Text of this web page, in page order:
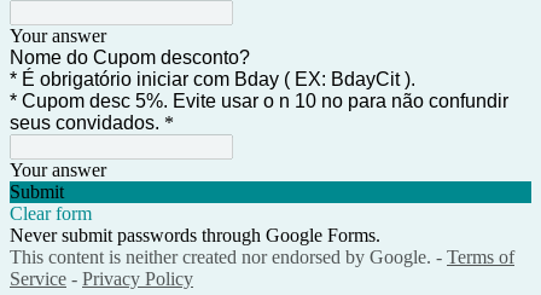
Your answer
Nome do Cupom desconto?
* É obrigatório iniciar com Bday ( EX: BdayCit ).
* Cupom desc 5%. Evite usar o n 10 no para não confundir
seus convidados. *
Your answer
Submit
Clear form
Never submit passwords through Google Forms.
This content is neither created nor endorsed by Google. - Terms of
Service - Privacy Policy